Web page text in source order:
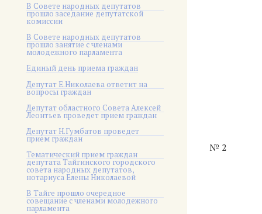
В Совете народных депутатов
прошло заседание депутатской
комиссии
В Совете народных депутатов
прошло занятие с членами
молодежного парламента
Единый день приема граждан
Депутат Е.Николаева ответит на
вопросы граждан
Депутат областного Совета Алексей
Леонтьев проведет прием граждан
Депутат Н.Гумбатов проведет
прием граждан
Тематический прием граждан
депутата Тайгинского городского
совета народных депутатов,
нотариуса Елены Николаевой
В Тайге прошло очередное
совещание с членами молодежного
парламента
№ 2